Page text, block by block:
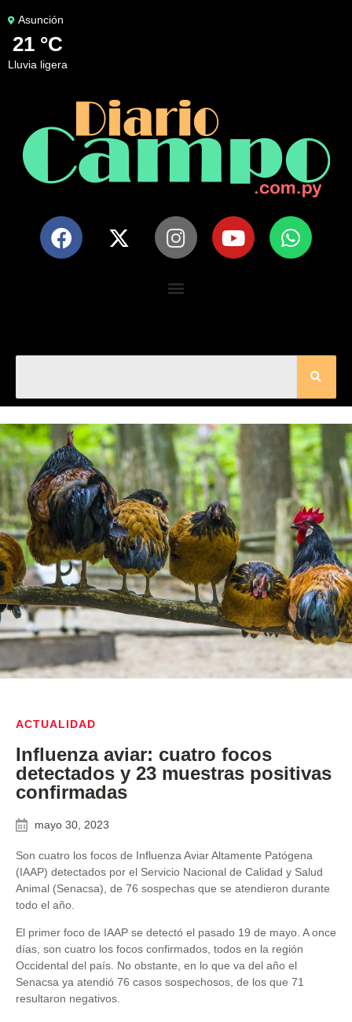
Asunción
21 °C
lluvia ligera
ACTUALIDAD
Influenza aviar: cuatro focos
detectados y 23 muestras positivas
confirmadas
mayo 30, 2023
Son cuatro los focos de Influenza Aviar Altamente Patógena
(IAAP) detectados por el Servicio Nacional de Calidad y Salud
Animal (Senacsa), de 76 sospechas que se atendieron durante
todo el año.
El primer foco de IAAP se detectó el pasado 19 de mayo. A once
días, son cuatro los focos confirmados, todos en la región
Occidental del país. No obstante, en lo que va del año el
Senacsa ya atendió 76 casos sospechosos, de los que 71
resultaron negativos.